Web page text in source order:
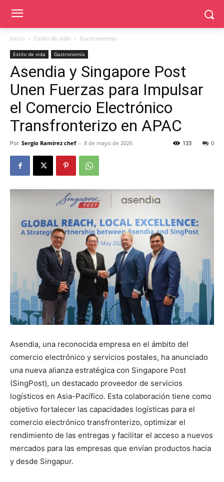
Inicio Estilo de vida Gastronomía
Estilo de vida Gastronomía
Asendia y Singapore Post
Unen Fuerzas para Impulsar
el Comercio Electrónico
Transfronterizo en APAC
Por Sergio Ramirez chef - 8 de mayo de 2026 0
133
Asendia, una reconocida empresa en el ámbito del
comercio electrónico y servicios postales, ha anunciado
una nueva alianza estratégica con Singapore Post
(SingPost), un destacado proveedor de servicios
logísticos en Asia-Pacífico. Esta colaboración tiene como
objetivo fortalecer las capacidades logísticas para el
comercio electrónico transfronterizo, optimizar el
rendimiento de las entregas y facilitar el acceso a nuevos
mercados para las empresas que envían productos hacia
y desde Singapur.